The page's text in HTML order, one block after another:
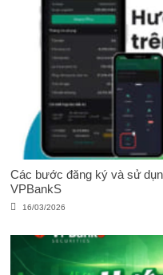
Các bước đăng ký và sử
VPBankS
16/03/2026